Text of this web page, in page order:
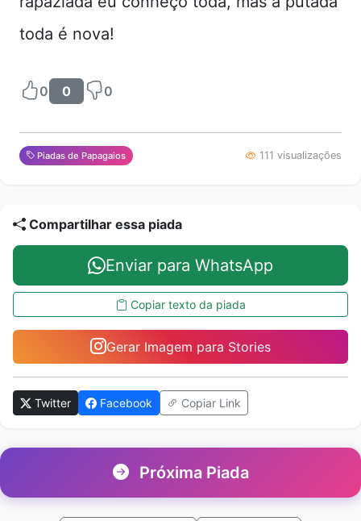
toda é nova!
0 0 0
Piadas de Papagaios 111 visualizações
Compartilhar essa piada
Enviar para WhatsApp
Copiar texto da piada
Gerar Imagem para Stories
Twitter Facebook Copiar Link
Próxima Piada